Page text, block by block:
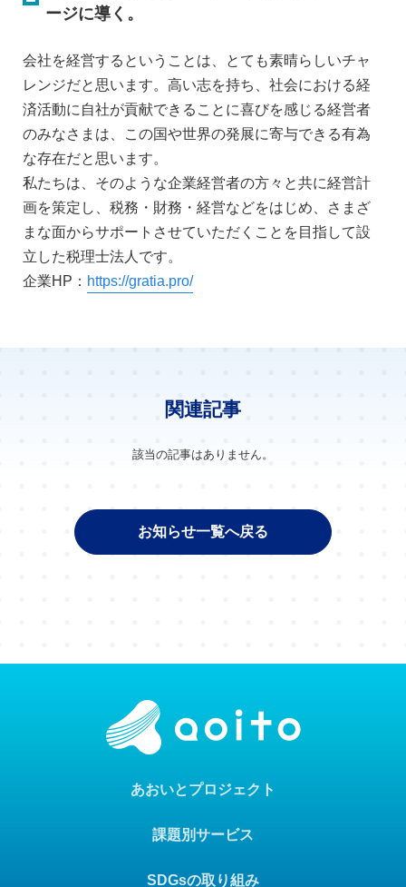
ージに導く。
会社を経営するということは、とても素晴らしいチャ
レンジだと思います。高い志を持ち、社会における経
済活動に自社が貢献できることに喜びを感じる経営者
のみなさまは、この国や世界の発展に寄与できる有為
な存在だと思います。
私たちは、そのような企業経営者の方々と共に経営計
画を策定し、税務・財務・経営などをはじめ、さまざ
まな面からサポートさせていただくことを目指して設
立した税理士法人です。
企業HP： https://gratia.pro/
関連記事
該当の記事はありません。
お知らせ一覧へ戻る
あおいとプロジェクト
SDGsの取り組み
課題別サービス